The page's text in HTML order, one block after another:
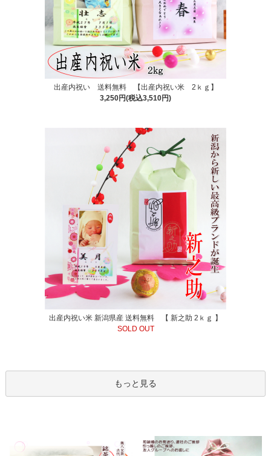
出産内祝い 送料無料 【出産内祝い米 2ｋｇ】
3,250円(税込3,510円)
出産内祝い米 新潟県産 送料無料 【 新之助 2ｋｇ 】
SOLD OUT
もっと見る